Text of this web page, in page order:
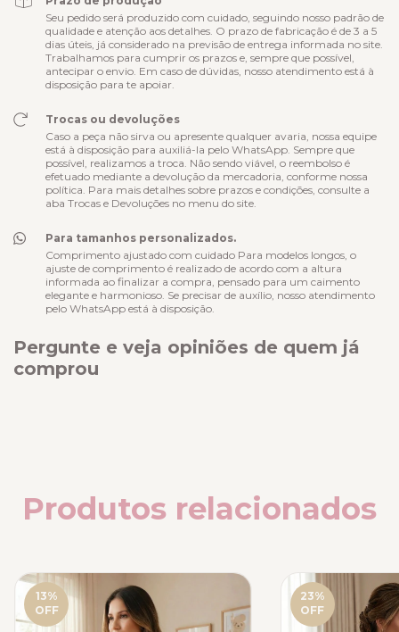
Seu pedido será produzido com cuidado, seguindo nosso padrão de
qualidade e atenção aos detalhes. O prazo de fabricação é de 3 a 5
dias úteis, já considerado na previsão de entrega informada no site.
Trabalhamos para cumprir os prazos e, sempre que possível,
antecipar o envio. Em caso de dúvidas, nosso atendimento está à
disposição para te apoiar.
Trocas ou devoluções
Caso a peça não sirva ou apresente qualquer avaria, nossa equipe
está à disposição para auxiliá-la pelo WhatsApp. Sempre que
possível, realizamos a troca. Não sendo viável, o reembolso é
efetuado mediante a devolução da mercadoria, conforme nossa
política. Para mais detalhes sobre prazos e condições, consulte a
aba Trocas e Devoluções no menu do site.
Para tamanhos personalizados.
Comprimento ajustado com cuidado Para modelos longos, o
ajuste de comprimento é realizado de acordo com a altura
informada ao finalizar a compra, pensado para um caimento
elegante e harmonioso. Se precisar de auxílio, nosso atendimento
pelo WhatsApp está à disposição.
Pergunte e veja opiniões de quem já
comprou
Produtos relacionados
13%
OFF
23%
OFF